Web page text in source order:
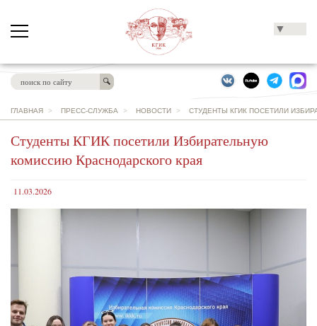
▼
ГЛАВНАЯ > ПРЕСС-СЛУЖБА > НОВОСТИ > СТУДЕНТЫ КГИК ПОСЕТИЛИ
Студенты КГИК посетили Избирательную
комиссию Краснодарского края
11.03.2026